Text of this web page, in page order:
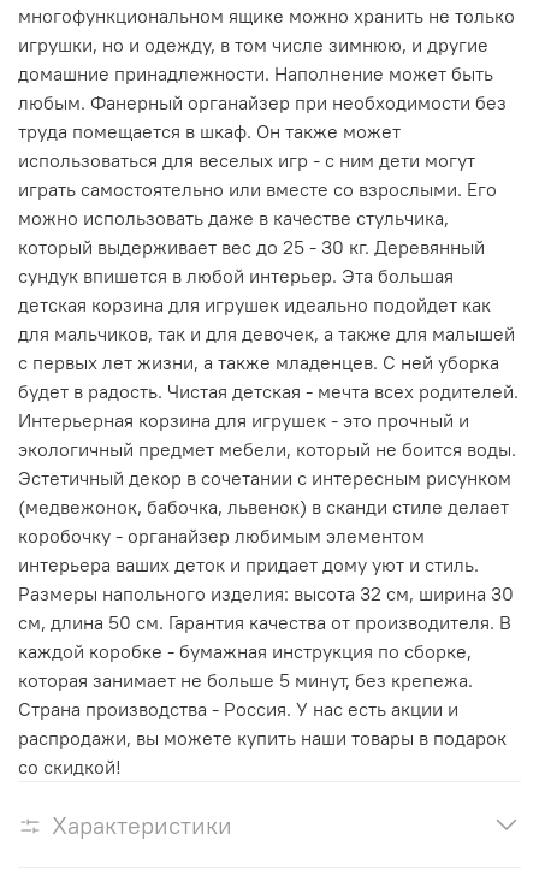
многофункциональном ящике можно хранить не только
игрушки, но и одежду, в том числе зимнюю, и другие
домашние принадлежности. Наполнение может быть
любым. Фанерный органайзер при необходимости без
труда помещается в шкаф. Он также может
использоваться для веселых игр - с ним дети могут
играть самостоятельно или вместе со взрослыми. Его
можно использовать даже в качестве стульчика,
который выдерживает вес до 25 - 30 кг. Деревянный
сундук впишется в любой интерьер. Эта большая
детская корзина для игрушек идеально подойдет как
для мальчиков, так и для девочек, а также для малышей
с первых лет жизни, а также младенцев. С ней уборка
будет в радость. Чистая детская - мечта всех родителей.
Интерьерная корзина для игрушек - это прочный и
экологичный предмет мебели, который не боится воды.
Эстетичный декор в сочетании с интересным рисунком
(медвежонок, бабочка, львенок) в сканди стиле делает
коробочку - органайзер любимым элементом
интерьера ваших деток и придает дому уют и стиль.
Размеры напольного изделия: высота 32 см, ширина 30
см, длина 50 см. Гарантия качества от производителя. В
каждой коробке - бумажная инструкция по сборке,
которая занимает не больше 5 минут, без крепежа.
Страна производства - Россия. У нас есть акции и
распродажи, вы можете купить наши товары в подарок
со скидкой!
Характеристики